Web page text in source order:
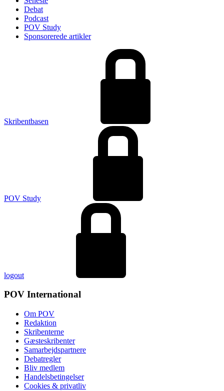
Debat
Podcast
POV Study
Sponsorerede artikler
Skribentbasen
POV Study
logout
POV International
Om POV
Redaktion
Skribenterne
Gæsteskribenter
Samarbejdspartnere
Debatregler
Bliv medlem
Handelsbetingelser
Cookies & privatliv